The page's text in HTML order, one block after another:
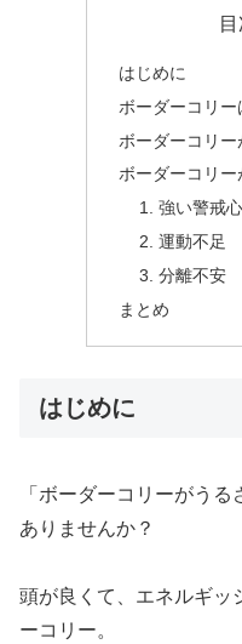
はじめに
ボーダーコリ
ボーダーコリ
ボーダーコリ
1. 強い警戒心
2. 運動不足
3. 分離不安
まとめ
はじめに
「ボーダーコリーがう
ありませんか？
頭が良くて、エネルギッ
ーコリー。